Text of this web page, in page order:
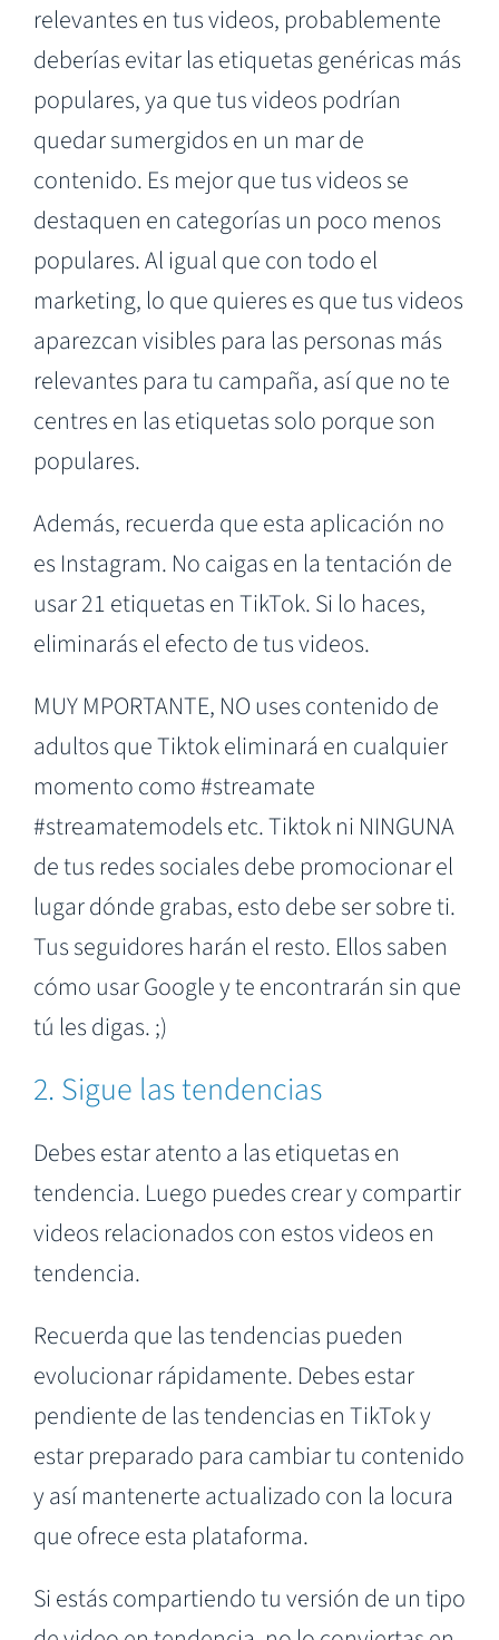
relevantes en tus videos, probablemente
deberías evitar las etiquetas genéricas más
populares, ya que tus videos podrían
quedar sumergidos en un mar de
contenido. Es mejor que tus videos se
destaquen en categorías un poco menos
populares. Al igual que con todo el
marketing, lo que quieres es que tus videos
aparezcan visibles para las personas más
relevantes para tu campaña, así que no te
centres en las etiquetas solo porque son
populares.
Además, recuerda que esta aplicación no
es Instagram. No caigas en la tentación de
usar 21 etiquetas en TikTok. Si lo haces,
eliminarás el efecto de tus videos.
MUY MPORTANTE, NO uses contenido de
adultos que Tiktok eliminará en cualquier
momento como #streamate
#streamatemodels etc. Tiktok ni NINGUNA
de tus redes sociales debe promocionar el
lugar dónde grabas, esto debe ser sobre ti.
Tus seguidores harán el resto. Ellos saben
cómo usar Google y te encontrarán sin que
tú les digas. ;)
2. Sigue las tendencias
Debes estar atento a las etiquetas en
tendencia. Luego puedes crear y compartir
videos relacionados con estos videos en
tendencia.
Recuerda que las tendencias pueden
evolucionar rápidamente. Debes estar
pendiente de las tendencias en TikTok y
estar preparado para cambiar tu contenido
y así mantenerte actualizado con la locura
que ofrece esta plataforma.
Si estás compartiendo tu versión de un tipo